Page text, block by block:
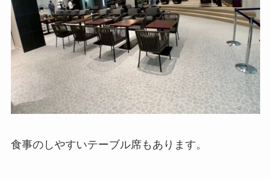
食事のしやすいテーブル席もあります。